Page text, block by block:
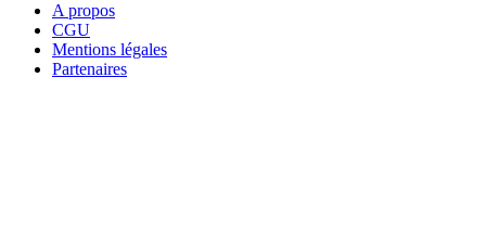
A propos
CGU
Mentions légales
Partenaires